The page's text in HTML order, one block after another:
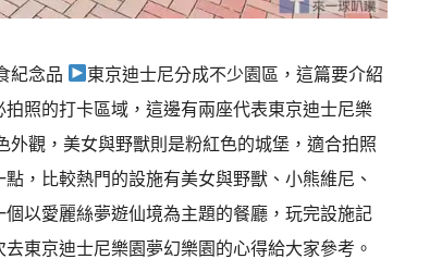
紀念品
東京迪士尼分成不少園區，這篇要介紹
照的打卡區域，這邊有兩座代表東京迪士尼樂
外觀，美女與野獸則是粉紅色的城堡，適合拍照
，比較熱門的設施有美女與野獸、小熊維尼、
以愛麗絲夢遊仙境為主題的餐廳，玩完設施記
東京迪士尼樂園夢幻樂園的心得給大家參考。